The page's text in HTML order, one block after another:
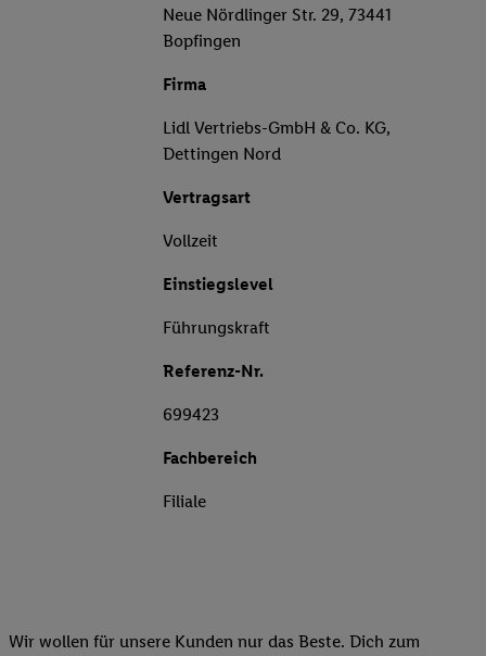
Neue Nördlinger Str. 29, 73441
Bopfingen
Firma
Lidl Vertriebs-GmbH & Co. KG,
Dettingen Nord
Vertragsart
Vollzeit
Einstiegslevel
Führungskraft
Referenz-Nr.
699423
Fachbereich
Filiale
Wir wollen für unsere Kunden nur das Beste. Dich zum